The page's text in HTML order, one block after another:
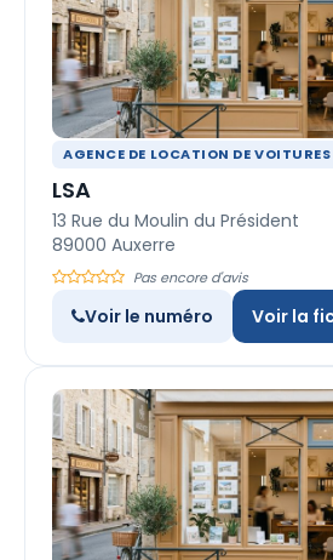
AGENCE DE LOCATION DE VOITURES
LSA
13 Rue du Moulin du Président
89000 Auxerre
Pas encore d'avis
Voir le numéro Voir la